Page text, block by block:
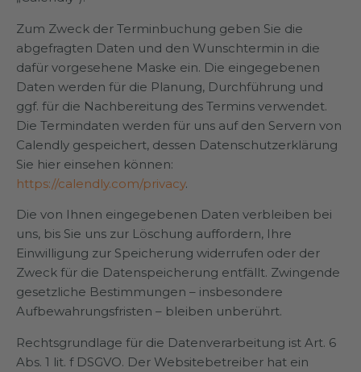
Zum Zweck der Terminbuchung geben Sie die
abgefragten Daten und den Wunschtermin in die
dafür vorgesehene Maske ein. Die eingegebenen
Daten werden für die Planung, Durchführung und
ggf. für die Nachbereitung des Termins verwendet.
Die Termindaten werden für uns auf den Servern von
Calendly gespeichert, dessen Datenschutzerklärung
Sie hier einsehen können:
https://calendly.com/privacy.
Die von Ihnen eingegebenen Daten verbleiben bei
uns, bis Sie uns zur Löschung auffordern, Ihre
Einwilligung zur Speicherung widerrufen oder der
Zweck für die Datenspeicherung entfällt. Zwingende
gesetzliche Bestimmungen – insbesondere
Aufbewahrungsfristen – bleiben unberührt.
Rechtsgrundlage für die Datenverarbeitung ist Art. 6
Abs. 1 lit. f DSGVO. Der Websitebetreiber hat ein